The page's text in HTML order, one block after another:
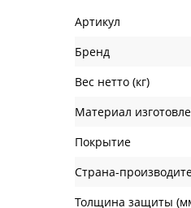
Артикул
Бренд
Вес нетто (кг)
Материал
Покрытие
Страна-
Толщина защиты